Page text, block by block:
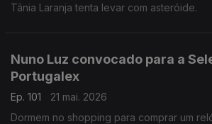
Tânia Laranja tenta levar com asteróide.
Nuno Luz convocado para a
Portugalex
Ep. 101
21 mai. 2026
Dormem no shopping para comprar um